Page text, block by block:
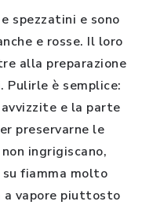
spezzatini e sono
e rosse. Il loro
alla preparazione
Pulirle è semplice:
e la parte
preservarne le
ingrigiscano,
fiamma molto
a vapore piuttosto